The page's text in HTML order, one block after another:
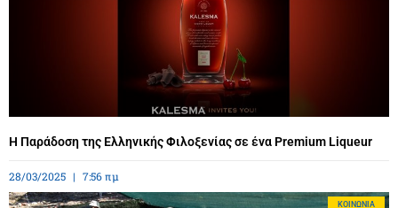
Η Παράδοση της Ελληνικής Φιλοξενίας σε ένα Premium Liqueur
28/03/2025 7:56 πμ
ΚΟΙΝΩΝΊΑ